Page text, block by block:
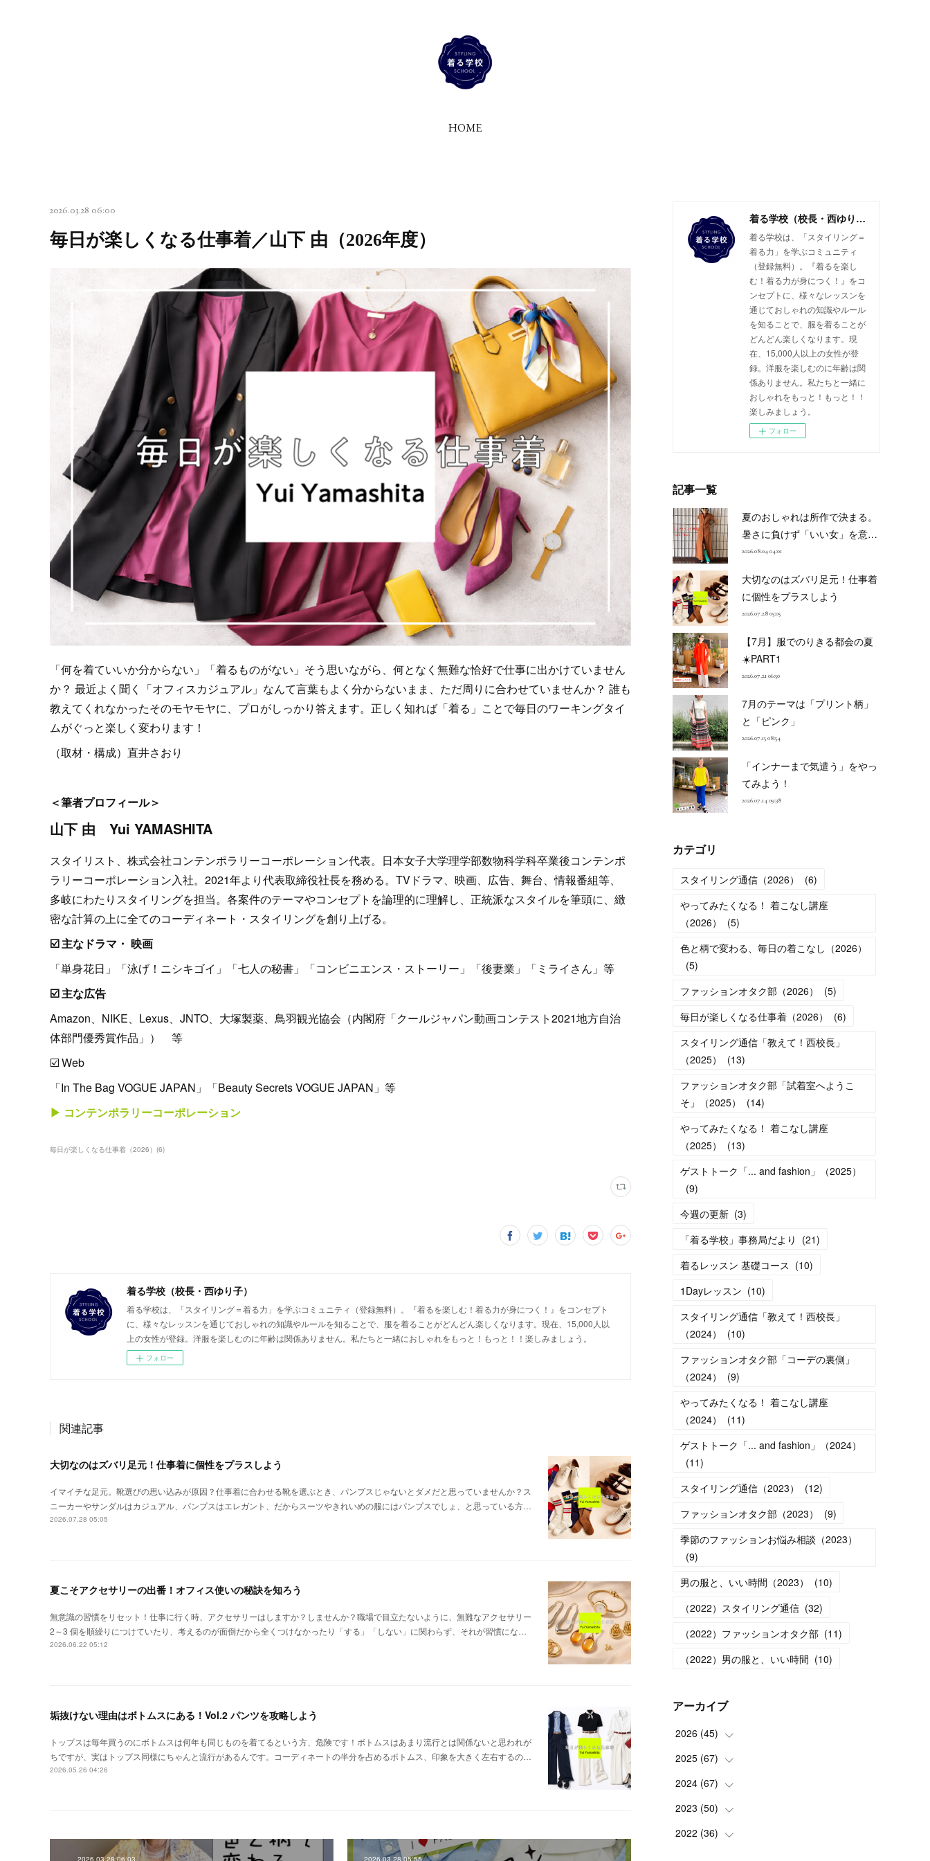
HOME
2026.03.28 06:00
毎日が楽しくなる仕事着／山下 由（2026年度）
「何を着ていいか分からない」「着るものがない」そう思いながら、何となく無難な恰好で仕事に出かけていません
か？ 最近よく聞く「オフィスカジュアル」なんて言葉もよく分からないまま、ただ周りに合わせていませんか？ 誰も
教えてくれなかったそのモヤモヤに、プロがしっかり答えます。正しく知れば「着る」ことで毎日のワーキングタイ
ムがぐっと楽しく変わります！
（取材・構成）直井さおり
＜筆者プロフィール＞
山下 由 Yui YAMASHITA
スタイリスト、株式会社コンテンポラリーコーポレーション代表。日本女子大学理学部数物科学科卒業後コンテンポ
ラリーコーポレーション入社。2021年より代表取締役社長を務める。TVドラマ、映画、広告、舞台、情報番組等、
多岐にわたりスタイリングを担当。各案件のテーマやコンセプトを論理的に理解し、正統派なスタイルを筆頭に、緻
密な計算の上に全てのコーディネート・スタイリングを創り上げる。
☑️ 主なドラマ・ 映画
「単身花日」「泳げ！ニシキゴイ」「七人の秘書」「コンビニエンス・ストーリー」「後妻業」「ミライさん」等
☑️ 主な広告
Amazon、NIKE、Lexus、JNTO、大塚製薬、鳥羽観光協会（内閣府「クールジャパン動画コンテスト2021地方自治
体部門優秀賞作品」） 等
☑️ Web
「In The Bag VOGUE JAPAN」「Beauty Secrets VOGUE JAPAN」等
▶︎ コンテンポラリーコーポレーション
毎日が楽しくなる仕事着（2026） (6)
着る学校（校長・西ゆり子）
着る学校は、「スタイリング＝着る力」を学ぶコミュニティ（登録無料）。『着るを楽しむ！着る力が身につく！』をコンセプト
に、様々なレッスンを通じておしゃれの知識やルールを知ることで、服を着ることがどんどん楽しくなります。現在、15,000人以
上の女性が登録。洋服を楽しむのに年齢は関係ありません。私たちと一緒におしゃれをもっと！もっと！！楽しみましょう。
フォロー
関連記事
大切なのはズバリ足元！仕事着に個性をプラスしよう
イマイチな足元。靴選びの思い込みが原因？仕事着に合わせる靴を選ぶとき、パンプスじゃないとダメだと思っていませんか？ス
ニーカーやサンダルはカジュアル、パンプスはエレガント、だからスーツやきれいめの服にはパンプスでしょ、と思っている方…
2026.07.28 05:05
夏こそアクセサリーの出番！オフィス使いの秘訣を知ろう
無意識の習慣をリセット！仕事に行く時、アクセサリーはしますか？しませんか？職場で目立たないように、無難なアクセサリー
2～3 個を順繰りにつけていたり、考えるのが面倒だから全くつけなかったり「する」「しない」に関わらず、それが習慣にな…
2026.06.22 05:12
垢抜けない理由はボトムスにある！Vol.2 パンツを攻略しよう
トップスは毎年買うのにボトムスは何年も同じものを着てるという方、危険です！ボトムスはあまり流行とは関係ないと思われが
ちですが、実はトップス同様にちゃんと流行があるんです。コーディネートの半分を占めるボトムス、印象を大きく左右するの…
2026.05.26 04:26
2026.03.28 06:03 2026.03.28 05:55
着る学校（校長・西ゆり子）
着る学校は、「スタイリング＝
着る力」を学ぶコミュニティ
（登録無料）。『着るを楽し
む！着る力が身につく！』をコ
ンセプトに、様々なレッスンを
通じておしゃれの知識やルール
を知ることで、服を着ることが
どんどん楽しくなります。現
在、15,000人以上の女性が登
録。洋服を楽しむのに年齢は関
係ありません。私たちと一緒に
おしゃれをもっと！もっと！！
楽しみましょう。
フォロー
記事一覧
夏のおしゃれは所作で決まる。
暑さに負けず「いい女」を意…
2026.08.04 04:01
大切なのはズバリ足元！仕事着
に個性をプラスしよう
2026.07.28 05:05
【7月】服でのりきる都会の夏
☀️PART1
2026.07.21 06:50
7月のテーマは「プリント柄」
と「ピンク」
2026.07.15 08:54
「インナーまで気遣う」をやっ
てみよう！
2026.07.14 09:38
カテゴリ
スタイリング通信（2026） (6)
やってみたくなる！ 着こなし講座
（2026）
(5)
色と柄で変わる、毎日の着こなし（2026）
(5)
ファッションオタク部（2026）
(5)
毎日が楽しくなる仕事着（2026）
(6)
スタイリング通信「教えて！西校長」
（2025）
(13)
ファッションオタク部「試着室へようこ
そ」（2025）
(14)
やってみたくなる！ 着こなし講座
（2025）
(13)
ゲストトーク「... and fashion」（2025）
(9)
今週の更新 (3)
「着る学校」事務局だより (21)
着るレッスン 基礎コース (10)
1Dayレッスン (10)
スタイリング通信「教えて！西校長」
（2024）
(10)
ファッションオタク部「コーデの裏側」
（2024）
(9)
やってみたくなる！ 着こなし講座
（2024）
(11)
ゲストトーク「... and fashion」（2024）
(11)
スタイリング通信（2023）
(12)
ファッションオタク部（2023）
(9)
季節のファッションお悩み相談（2023）
(9)
男の服と、いい時間（2023）
(10)
（2022）スタイリング通信 (32)
（2022）ファッションオタク部 (11)
（2022）男の服と、いい時間 (10)
アーカイブ
2026 (45)
(1)
(5)
(5)
(5)
2025 (67)
(4)
(9)
(6)
2024 (67)
(7)
(5)
2023 (50)
(5)
2022 (36)